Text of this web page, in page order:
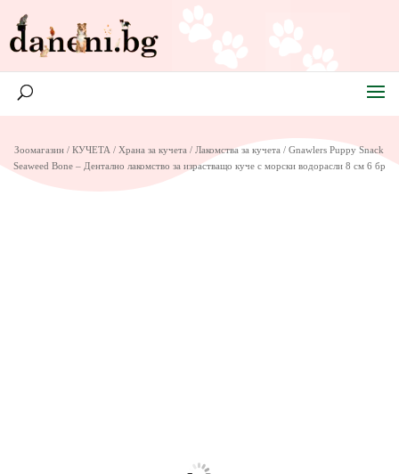
Зоомагазин /КУЧЕТА / Храна за кучета / Лакомства за кучета / Gnawlers Puppy Snack
Seaweed Bone – Дентално лакомство за израстващо куче с морски водорасли 8 см 6 бр